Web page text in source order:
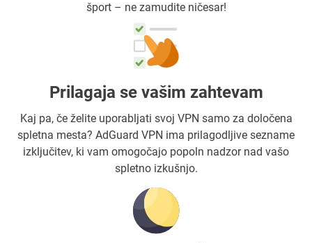
šport – ne zamudite ničesar!
Prilagaja se vašim zahtevam
Kaj pa, če želite uporabljati svoj VPN samo za določena
spletna mesta? AdGuard VPN ima prilagodljive sezname
izključitev, ki vam omogočajo popoln nadzor nad vašo
spletno izkušnjo.